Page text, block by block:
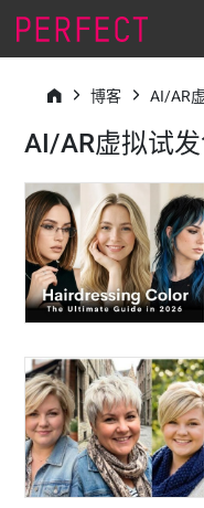
博客 AI/AR
AI/AR虚拟试